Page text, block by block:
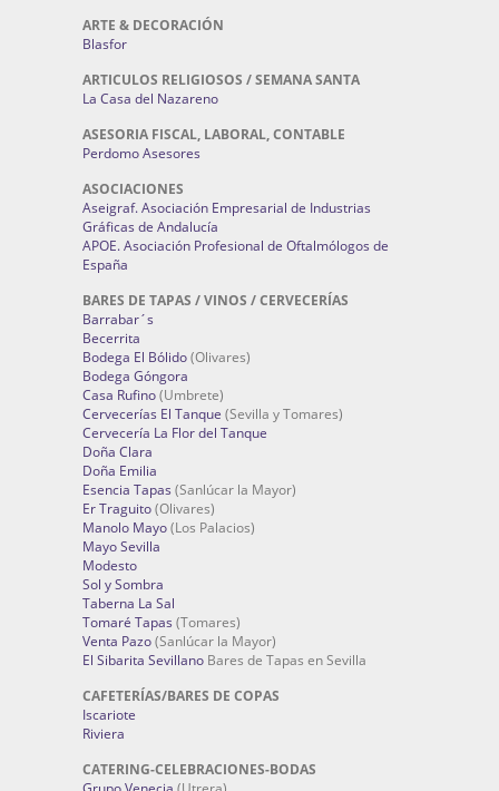
ARTE & DECORACIÓN
Blasfor
ARTICULOS RELIGIOSOS / SEMANA SANTA
La Casa del Nazareno
ASESORIA FISCAL, LABORAL, CONTABLE
Perdomo Asesores
ASOCIACIONES
Aseigraf. Asociación Empresarial de Industrias
Gráficas de Andalucía
APOE. Asociación Profesional de Oftalmólogos de
España
BARES DE TAPAS / VINOS / CERVECERÍAS
Barrabar´s
Becerrita
Bodega El Bólido(Olivares)
Bodega Góngora
Casa Rufino(Umbrete)
Cervecerías El Tanque (Sevilla y Tomares)
Cervecería La Flor del Tanque
Doña Clara
Doña Emilia
Esencia Tapas (Sanlúcar la Mayor)
Er Traguito(Olivares)
Manolo Mayo(Los Palacios)
Mayo Sevilla
Modesto
Sol y Sombra
Taberna La Sal
Tomaré Tapas (Tomares)
Venta Pazo(Sanlúcar la Mayor)
El Sibarita Sevillano Bares de Tapas en Sevilla
CAFETERÍAS/BARES DE COPAS
Iscariote
Riviera
CATERING-CELEBRACIONES-BODAS